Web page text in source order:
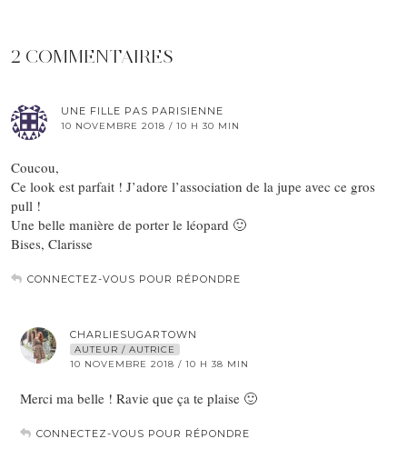
2 COMMENTAIRES
UNE FILLE PAS PARISIENNE
10 NOVEMBRE 2018 / 10 H 30 MIN
Coucou,
Ce look est parfait ! J’adore l’association de la jupe avec ce gros
pull !
Une belle manière de porter le léopard 🙂
Bises, Clarisse
CONNECTEZ-VOUS POUR RÉPONDRE
CHARLIESUGARTOWN
AUTEUR / AUTRICE
10 NOVEMBRE 2018 / 10 H 38 MIN
Merci ma belle ! Ravie que ça te plaise 🙂
CONNECTEZ-VOUS POUR RÉPONDRE